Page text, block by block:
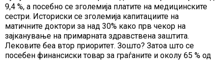
9,4 %, а посебно се зголемија платите на медицинските
сестри. Историски се зголемија капитациите на
матичните доктори за над 30% како прв чекор на
зајканување на примарната здравствена заштита.
Лековите беа втор приоритет. Зошто? Затоа што се
посебен финансиски товар за граѓаните и околу 65 % од